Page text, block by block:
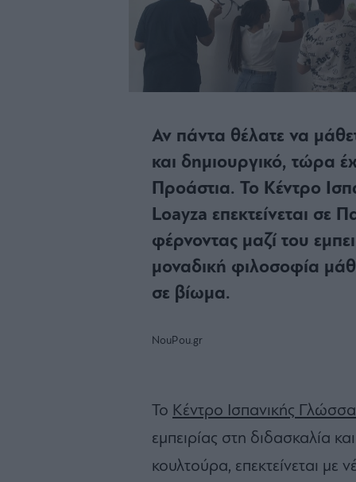
Αν πάντα θέλατε να
και δημιουργικό, τώρα
Προάστια. Το Κέντρο
Loayza επεκτείνεται
φέρνοντας μαζί του
μοναδική φιλοσοφία
σε βίωμα.
NouPou.gr
Το Κέντρο Ισπανικής
εμπειρίας στη διδασκαλία
κουλτούρα, επεκτείνεται